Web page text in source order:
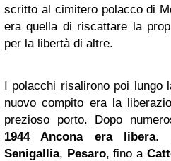
scritto al cimitero polacco di
era quella di riscattare la
per la libertà di altre.
I polacchi risalirono poi lungo
nuovo compito era la
prezioso porto. Dopo
1944 Ancona era libera.
Senigallia, Pesaro, fino a